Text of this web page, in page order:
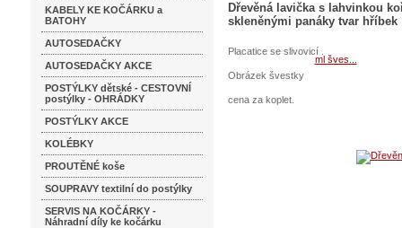
KABELY KE KOČÁRKU a
BATOHY
AUTOSEDAČKY
AUTOSEDAČKY AKCE
POSTÝLKY dětské - CESTOVNÍ
postýlky - OHRÁDKY
POSTÝLKY AKCE
KOLÉBKY
PROUTĚNÉ koše
SOUPRAVY textilní do postýlky
SERVIS NA KOČÁRKY -
Náhradní díly ke kočárku
Dřevěná lavička s lahvinkou
skleněnými panáky tvar hříbek
Placatice se slivovicí .
Obrázek švestky
cena za koplet.